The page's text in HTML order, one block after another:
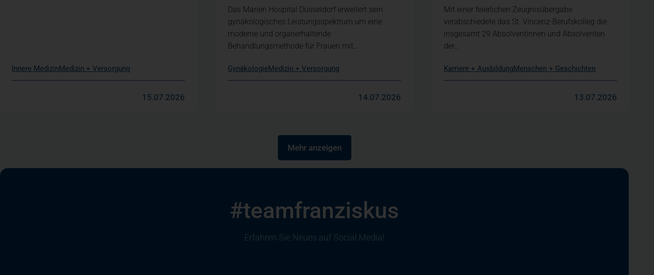
Innere Medizin Medizin + Versorgung
15.07.2026
Das Marien Hospital Düsseldorf erweitert sein
gynäkologisches Leistungsspektrum um eine
moderne und organerhaltende
Behandlungsmethode für Frauen mit…
Gynäkologie Medizin + Versorgung
14.07.2026
Mit einer feierlichen Zeugnisübergabe
verabschiedete das St. Vincenz-Berufskolleg die
insgesamt 29 Absolventinnen und Absolventen
der…
Karriere + Ausbildung Menschen + Geschichten
13.07.2026
Mehr anzeigen
#teamfranziskus
Erfahren Sie Neues auf Social Media!